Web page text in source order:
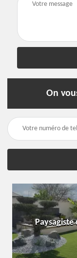
On
Paysagiste